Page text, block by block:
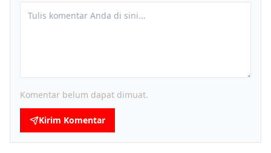
Komentar belum dapat dimuat.
Kirim Komentar